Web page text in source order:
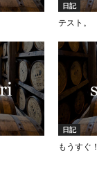
日記
テスト。
日記
もうすぐ！